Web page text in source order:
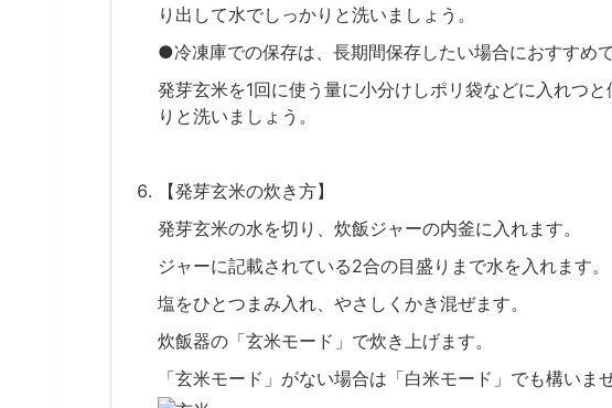
り出して水でしっかりと洗いましょう。
●冷凍庫での保存は、長期間保存したい場合におすすめで
発芽玄米を1回に使う量に小分けしポリ袋などに入れつ
りと洗いましょう。
【発芽玄米の炊き方】
発芽玄米の水を切り、炊飯ジャーの内釜に入れます。
ジャーに記載されている2合の目盛りまで水を入れます。
塩をひとつまみ入れ、やさしくかき混ぜます。
炊飯器の「玄米モード」で炊き上げます。
「玄米モード」がない場合は「白米モード」でも構いませ